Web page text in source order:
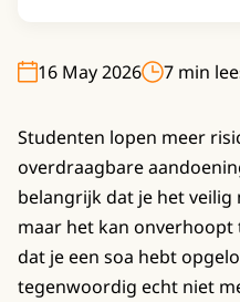
16 May 2026 7 min
Studenten lopen meer
overdraagbare
belangrijk dat je het
maar het kan
dat je een soa hebt
tegenwoordig echt niet